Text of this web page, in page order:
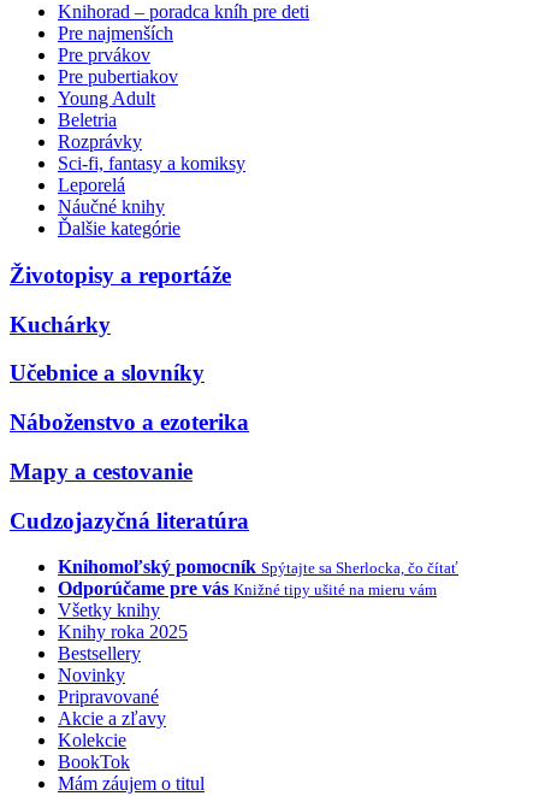
Knihorad – poradca kníh pre deti
Pre najmenších
Pre prvákov
Pre pubertiakov
Young Adult
Beletria
Rozprávky
Sci-fi, fantasy a komiksy
Leporelá
Náučné knihy
Ďalšie kategórie
Životopisy a reportáže
Kuchárky
Učebnice a slovníky
Náboženstvo a ezoterika
Mapy a cestovanie
Cudzojazyčná literatúra
Knihomoľský pomocník Spýtajte sa Sherlocka, čo čítať
Odporúčame pre vás Knižné tipy ušité na mieru vám
Všetky knihy
Knihy roka 2025
Bestsellery
Novinky
Pripravované
Akcie a zľavy
Kolekcie
BookTok
Mám záujem o titul